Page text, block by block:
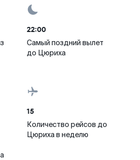
22:00
Самый поздний вылет
до Цюриха
15
Количество рейсов до
Цюриха в неделю